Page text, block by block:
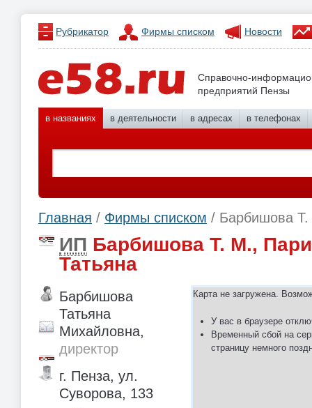
Рубрикатор Фирмы списком Новости
Справочно-
предприятий Пензы
в названиях в деятельности в адресах в телефонах
Главная / Фирмы списком / Барбишова
ИП Барбишова Т. М.,
Татьяна
Карта не загружена.
У вас в браузере
Временный сбой на
страницу немного
Барбишова
Татьяна
Михайловна,
директор
г. Пенза, ул.
Суворова, 133